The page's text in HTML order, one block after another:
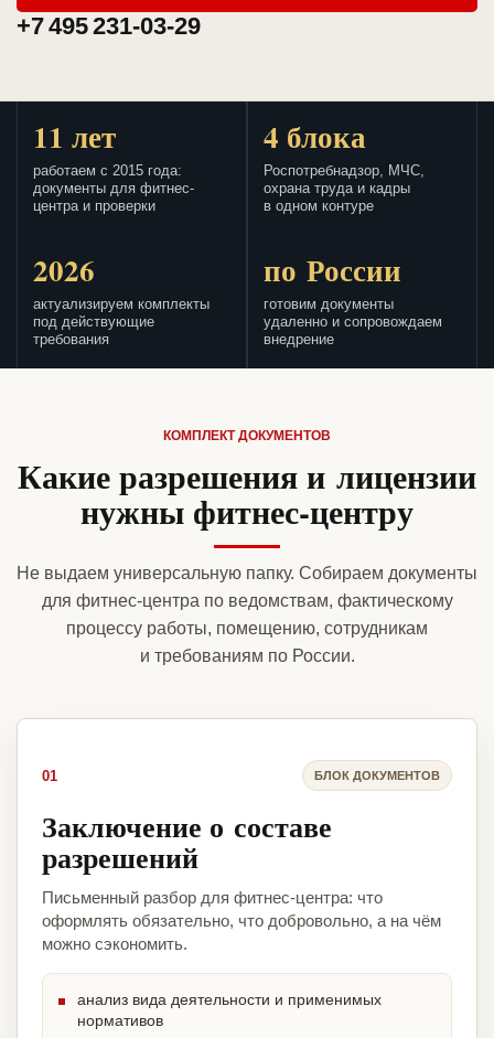
+7 495 231-03-29
11 лет
работаем с 2015 года:
документы для фитнес-
центра и проверки
4 блока
Роспотребнадзор, МЧС,
охрана труда и кадры
в одном контуре
2026
актуализируем комплекты
под действующие
требования
по России
готовим документы
удаленно и сопровождаем
внедрение
КОМПЛЕКТ ДОКУМЕНТОВ
Какие разрешения и лицензии
нужны фитнес-центру
Не выдаем универсальную папку. Собираем документы
для фитнес-центра по ведомствам, фактическому
процессу работы, помещению, сотрудникам
и требованиям по России.
01 БЛОК ДОКУМЕНТОВ
Заключение о составе
разрешений
Письменный разбор для фитнес-центра: что
оформлять обязательно, что добровольно, а на чём
можно сэкономить.
анализ вида деятельности и применимых
нормативов